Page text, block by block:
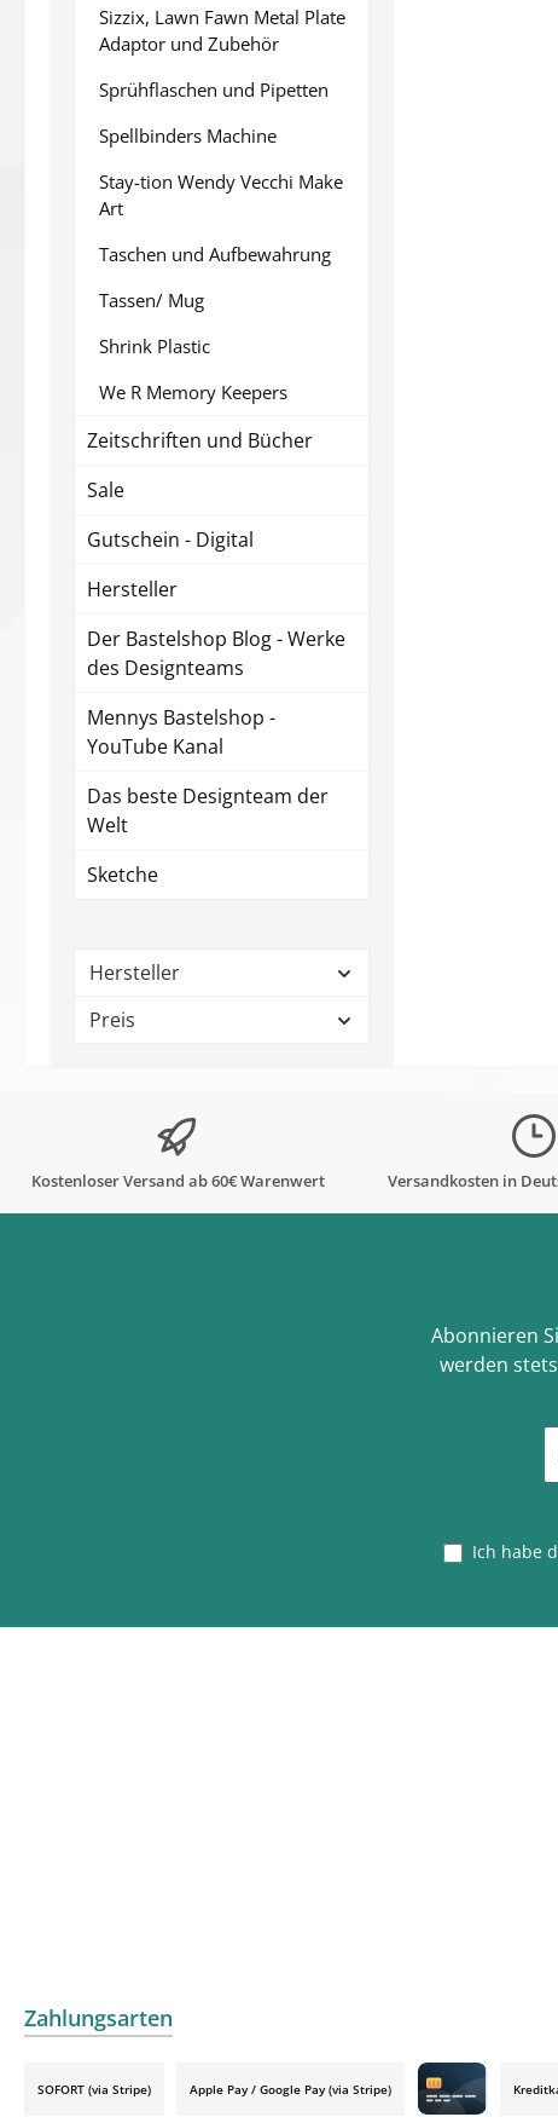
Sizzix, Lawn Fawn Metal Plate
Adaptor und Zubehör
Sprühflaschen und Pipetten
Spellbinders Machine
Stay-tion Wendy Vecchi Make
Art
Taschen und Aufbewahrung
Tassen/ Mug
Shrink Plastic
We R Memory Keepers
Zeitschriften und Bücher
Sale
Gutschein - Digital
Hersteller
Der Bastelshop Blog - Werke
des Designteams
Mennys Bastelshop -
YouTube Kanal
Das beste Designteam der
Welt
Sketche
Hersteller
Preis
Kostenloser Versand ab 60€ Warenwert Versandkosten in
Abonnieren
werden
Ich habe
Zahlungsarten
SOFORT (via Stripe) Apple Pay / Google Pay (via Stripe)